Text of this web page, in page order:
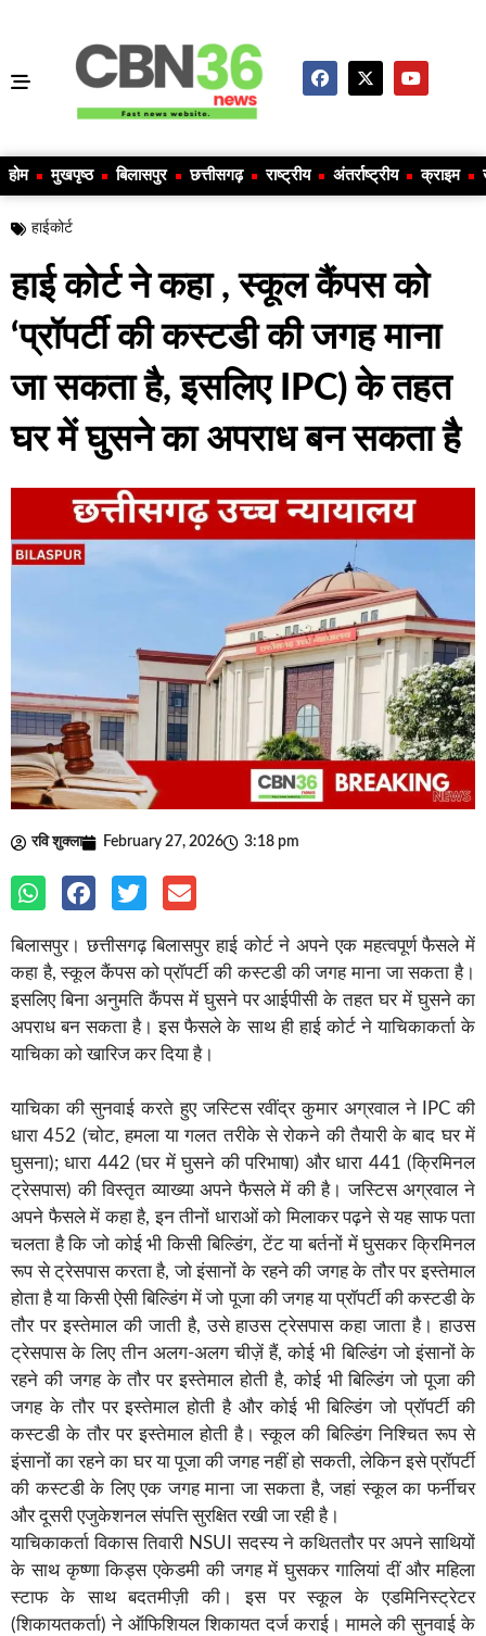
होम मुखपृष्ठ बिलासपुर छत्तीसगढ़ राष्ट्रीय अंतर्राष्ट्रीय क्राइम
हाईकोर्ट
हाई कोर्ट ने कहा , स्कूल कैंपस को
‘प्रॉपर्टी की कस्टडी की जगह माना
जा सकता है, इसलिए IPC) के तहत
घर में घुसने का अपराध बन सकता है
रवि शुक्ला February 27, 2026 3:18 pm
बिलासपुर। छत्तीसगढ़ बिलासपुर हाई कोर्ट ने अपने एक महत्वपूर्ण फैसले में
कहा है, स्कूल कैंपस को प्रॉपर्टी की कस्टडी की जगह माना जा सकता है।
इसलिए बिना अनुमति कैंपस में घुसने पर आईपीसी के तहत घर में घुसने का
अपराध बन सकता है। इस फैसले के साथ ही हाई कोर्ट ने याचिकाकर्ता के
याचिका को खारिज कर दिया है।
याचिका की सुनवाई करते हुए जस्टिस रवींद्र कुमार अग्रवाल ने IPC की
धारा 452 (चोट, हमला या गलत तरीके से रोकने की तैयारी के बाद घर में
घुसना); धारा 442 (घर में घुसने की परिभाषा) और धारा 441 (क्रिमिनल
ट्रेसपास) की विस्तृत व्याख्या अपने फैसले में की है। जस्टिस अग्रवाल ने
अपने फैसले में कहा है, इन तीनों धाराओं को मिलाकर पढ़ने से यह साफ पता
चलता है कि जो कोई भी किसी बिल्डिंग, टेंट या बर्तनों में घुसकर क्रिमिनल
रूप से ट्रेसपास करता है, जो इंसानों के रहने की जगह के तौर पर इस्तेमाल
होता है या किसी ऐसी बिल्डिंग में जो पूजा की जगह या प्रॉपर्टी की कस्टडी के
तौर पर इस्तेमाल की जाती है, उसे हाउस ट्रेसपास कहा जाता है। हाउस
ट्रेसपास के लिए तीन अलग-अलग चीज़ें हैं, कोई भी बिल्डिंग जो इंसानों के
रहने की जगह के तौर पर इस्तेमाल होती है, कोई भी बिल्डिंग जो पूजा की
जगह के तौर पर इस्तेमाल होती है और कोई भी बिल्डिंग जो प्रॉपर्टी की
कस्टडी के तौर पर इस्तेमाल होती है। स्कूल की बिल्डिंग निश्चित रूप से
इंसानों का रहने का घर या पूजा की जगह नहीं हो सकती, लेकिन इसे प्रॉपर्टी
की कस्टडी के लिए एक जगह माना जा सकता है, जहां स्कूल का फर्नीचर
और दूसरी एजुकेशनल संपत्ति सुरक्षित रखी जा रही है।
याचिकाकर्ता विकास तिवारी NSUI सदस्य ने कथिततौर पर अपने साथियों
के साथ कृष्णा किड्स एकेडमी की जगह में घुसकर गालियां दीं और महिला
स्टाफ के साथ बदतमीज़ी की। इस पर स्कूल के एडमिनिस्ट्रेटर
(शिकायतकर्ता) ने ऑफिशियल शिकायत दर्ज कराई। मामले की सुनवाई के